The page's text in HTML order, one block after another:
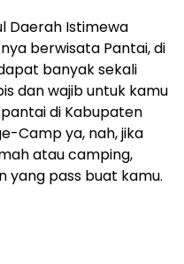
Daerah Istimewa
berwisata Pantai, di
banyak sekali
dan wajib untuk kamu
di Kabupaten
Camp ya, nah, jika
atau camping,
yang pass buat kamu.